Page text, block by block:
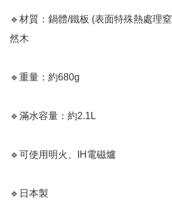
🔹材質：鍋體/鐵板 (表面特殊熱處理
然木
🔹重量：約680g
🔹滿水容量：約2.1L
🔹可使用明火、IH電磁爐
🔹日本製